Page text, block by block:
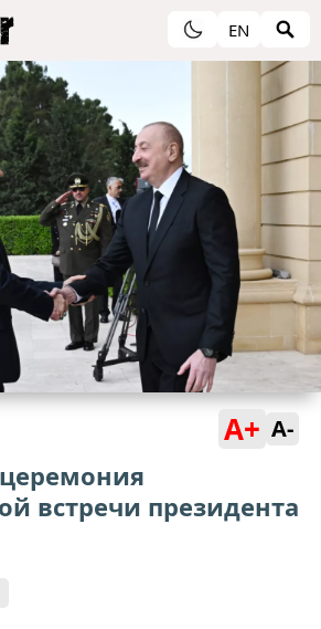
EN
A+ A-
встречи президента